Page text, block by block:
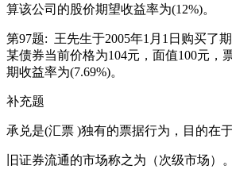
算该公司的股价期望收益率为(12%)。
第97题: 王先生于2005年1月1日购买了
某债券当前价格为104元，面值100元，
期收益率为(7.69%)。
补充题
承兑是(汇票 )独有的票据行为，目的在
旧证券流通的市场称之为（次级市场）。